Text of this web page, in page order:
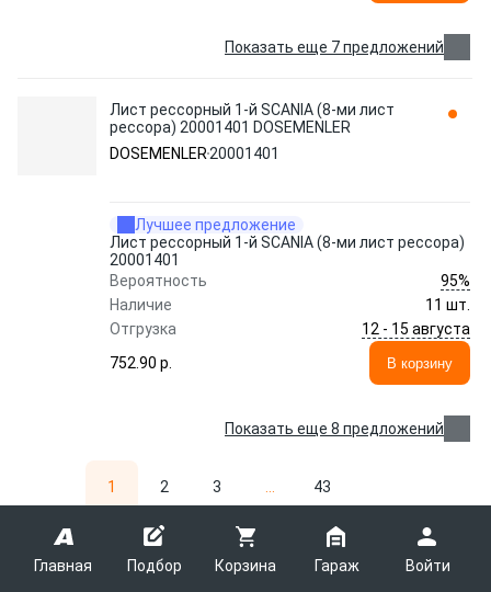
Главная Подбор Корзина Гараж Войти
Показать еще 7 предложений
Лист рессорный 1-й SCANIA (8-ми лист
рессора) 20001401 DOSEMENLER
DOSEMENLER 20001401
Лучшее предложение
Лист рессорный 1-й SCANIA (8-ми лист рессора)
20001401
Вероятность
95%
Наличие
11 шт.
Отгрузка
12 - 15 августа
752.90 p.
В корзину
Показать еще 8 предложений
1 2 3 43
1 — 36 из 1538 товаров